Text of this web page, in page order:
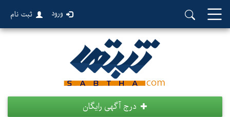
ورود ثبت نام
درج آگهی رایگان